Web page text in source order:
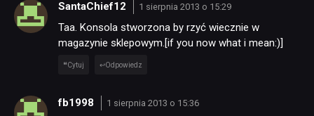
TECHNOLOGIE
SantaChief12 1 sierpnia 2013 o 15:29
Taa. Konsola stworzona by rzyć wiecznie w
magazynie sklepowym.[if you now what i mean:)]
Cytuj Odpowiedz
fb1998 1 sierpnia 2013 o 15:36